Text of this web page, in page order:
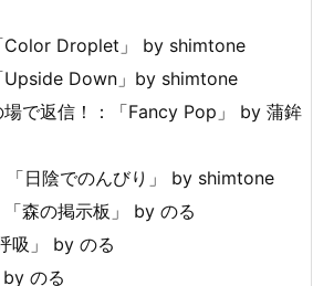
Color Droplet」 by shimtone
Upside Down」by shimtone
で返信！：「Fancy Pop」 by 蒲鉾
「日陰でのんびり」 by shimtone
森の掲示板」 by のる
吸」 by のる
のる